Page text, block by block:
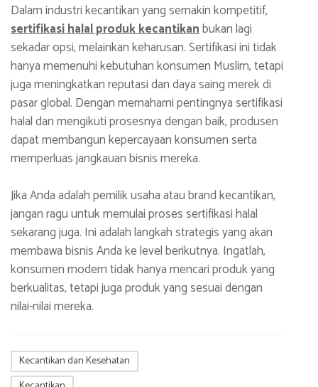
Dalam industri kecantikan yang semakin kompetitif,
sertifikasi halal produk kecantikanbukan lagi
sekadar opsi, melainkan keharusan. Sertifikasi ini tidak
hanya memenuhi kebutuhan konsumen Muslim, tetapi
juga meningkatkan reputasi dan daya saing merek di
pasar global. Dengan memahami pentingnya sertifikasi
halal dan mengikuti prosesnya dengan baik, produsen
dapat membangun kepercayaan konsumen serta
memperluas jangkauan bisnis mereka.
Jika Anda adalah pemilik usaha atau brand kecantikan,
jangan ragu untuk memulai proses sertifikasi halal
sekarang juga. Ini adalah langkah strategis yang akan
membawa bisnis Anda ke level berikutnya. Ingatlah,
konsumen modern tidak hanya mencari produk yang
berkualitas, tetapi juga produk yang sesuai dengan
nilai-nilai mereka.
Kecantikan dan Kesehatan